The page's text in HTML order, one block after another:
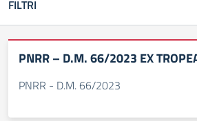
FILTRI
PNRR – D.M. 66/2023 EX
PNRR - D.M. 66/2023